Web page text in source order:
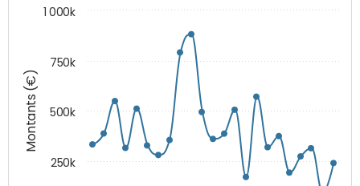
Montants (€)
250k
500k
750k
1 000k